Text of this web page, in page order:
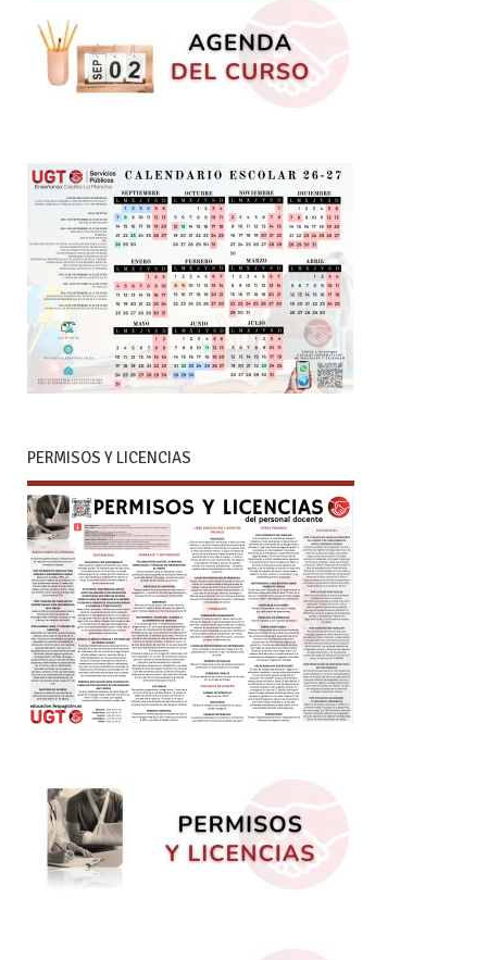
PERMISOS Y LICENCIAS